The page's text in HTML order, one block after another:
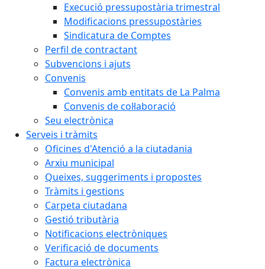
Execució pressupostària trimestral
Modificacions pressupostàries
Sindicatura de Comptes
Perfil de contractant
Subvencions i ajuts
Convenis
Convenis amb entitats de La Palma
Convenis de col·laboració
Seu electrònica
Serveis i tràmits
Oficines d'Atenció a la ciutadania
Arxiu municipal
Queixes, suggeriments i propostes
Tràmits i gestions
Carpeta ciutadana
Gestió tributària
Notificacions electròniques
Verificació de documents
Factura electrònica